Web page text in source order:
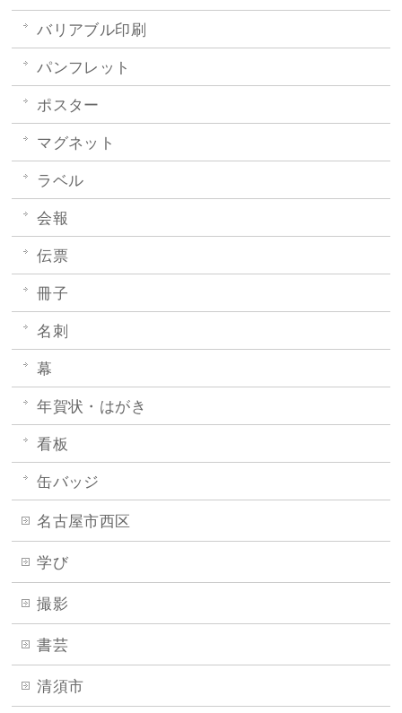
バリアブル印刷
パンフレット
ポスター
マグネット
ラベル
会報
伝票
冊子
名刺
幕
年賀状・はがき
看板
缶バッジ
名古屋市西区
学び
撮影
書芸
清須市